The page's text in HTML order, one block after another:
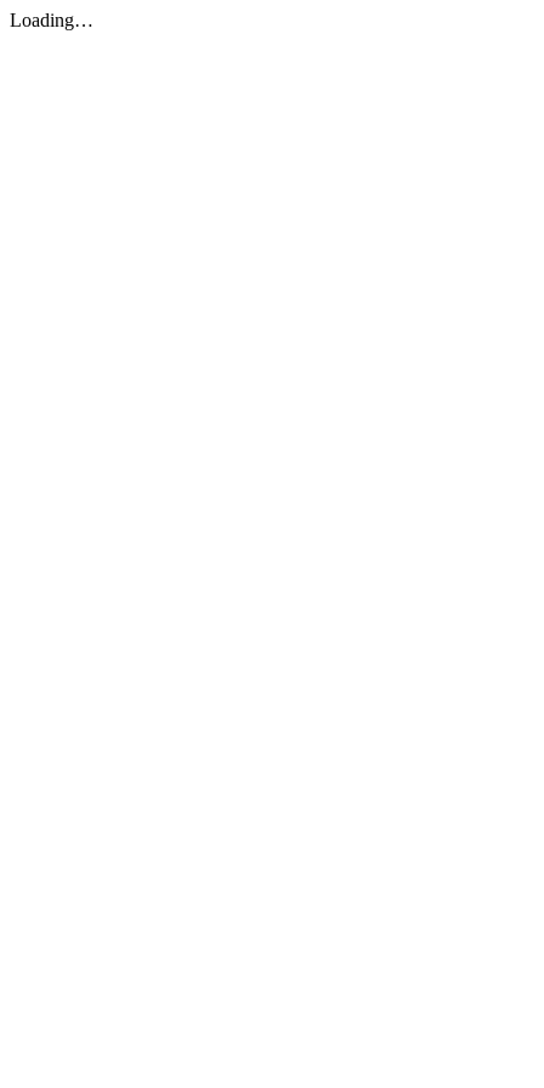
Loading…